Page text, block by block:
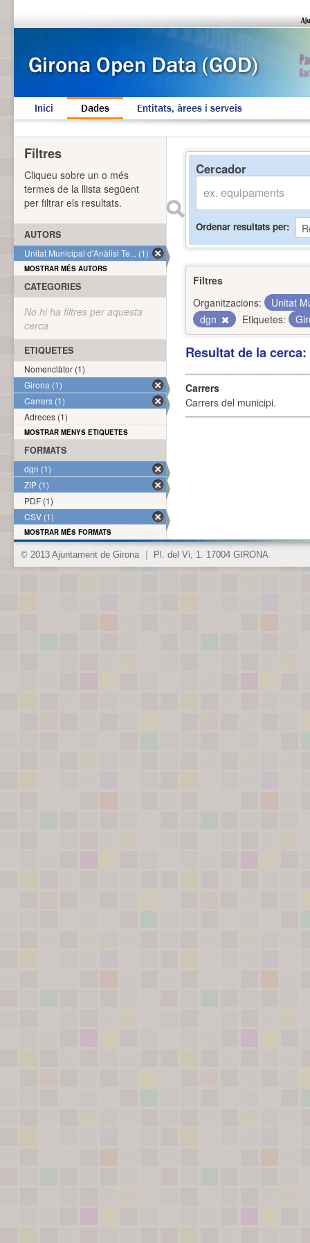
Inici Dades Entitats, àrees i serveis
Cercador
Ordenar resultats per
Filtres
Organitzacions:
Unitat
dgn
Etiquetes:
Resultat de la
Carrers
Carrers del municipi.
Filtres
Cliqueu sobre un o més
termes de la llista següent
per filtrar els resultats.
AUTORS
Unitat Municipal d'Anàlisi Te... (1)
MOSTRAR MÉS AUTORS
CATEGORIES
No hi ha filtres per aquesta
cerca
ETIQUETES
Nomenclàtor (1)
Girona (1)
Carrers (1)
Adreces (1)
MOSTRAR MENYS ETIQUETES
FORMATS
dgn (1)
ZIP (1)
PDF (1)
CSV (1)
MOSTRAR MÉS FORMATS
© 2013 Ajuntament de Girona Pl. del Vi, 1. 17004 GIRONA